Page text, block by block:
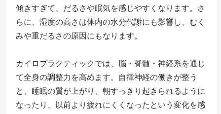
傾きすぎて、だるさや眠気を感じやすくなります。さ
らに、湿度の高さは体内の水分代謝にも影響し、むく
みや重だるさの原因にもなります。
カイロプラクティックでは、脳・脊髄・神経系を通じ
て全身の調整力を高めます。自律神経の働きが整う
と、睡眠の質が上がり、朝すっきり起きられるように
なったり、以前より疲れにくくなったという変化を感